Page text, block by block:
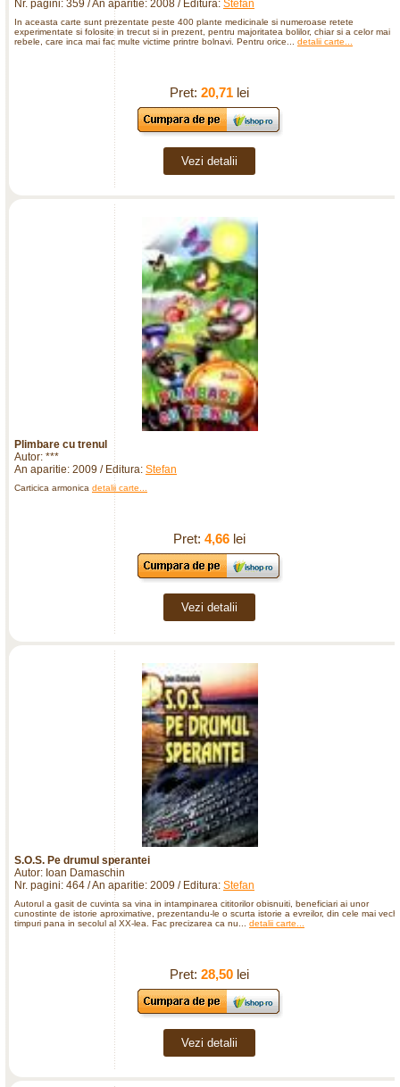
Nr. pagini: 359 / An aparitie: 2008 / Editura: Stefan
In aceasta carte sunt prezentate peste 400 plante medicinale si numeroase retete
experimentate si folosite in trecut si in prezent, pentru majoritatea bolilor, chiar si a celor mai
rebele, care inca mai fac multe victime printre bolnavi. Pentru orice... detalii carte...
Pret: 20,71lei
Vezi detalii
Plimbare cu trenul
Autor: ***
An aparitie: 2009 / Editura: Stefan
Carticica armonica detalii carte...
Pret: 4,66lei
Vezi detalii
S.O.S. Pe drumul sperantei
Autor: Ioan Damaschin
Nr. pagini: 464 / An aparitie: 2009 / Editura: Stefan
Autorul a gasit de cuvinta sa vina in intampinarea cititorilor obisnuiti, beneficiari ai unor
cunostinte de istorie aproximative, prezentandu-le o scurta istorie a evreilor, din cele mai vechi
timpuri pana in secolul al XX-lea. Fac precizarea ca nu... detalii carte...
Pret: 28,50lei
Vezi detalii